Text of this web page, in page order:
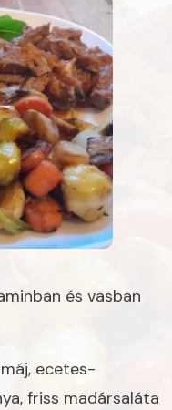
és vasban
ecetes-
friss madársaláta